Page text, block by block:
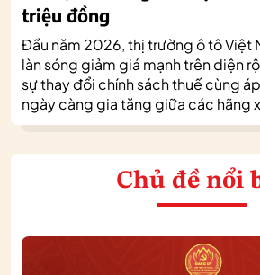
triệu đồng
Đầu năm 2026, thị trường ô tô Việt
làn sóng giảm giá mạnh trên diện
sự thay đổi chính sách thuế cùng
ngày càng gia tăng giữa các hãng
Chủ đề nổi